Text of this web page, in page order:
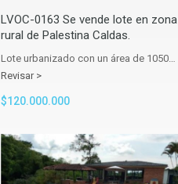
LVOC-0163 Se vende lote en zona
rural de Palestina Caldas.
Lote urbanizado con un área de 1050…
Revisar >
$120.000.000